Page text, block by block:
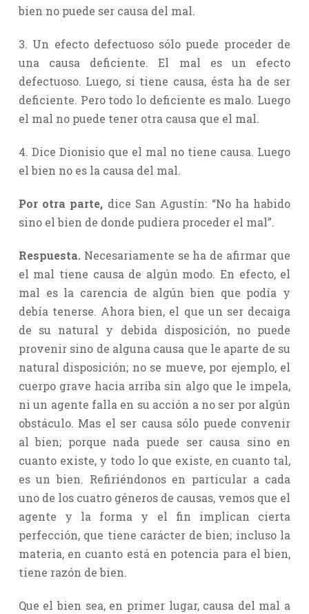
bien no puede ser causa del mal.
3. Un efecto defectuoso sólo puede proceder de
una causa deficiente. El mal es un efecto
defectuoso. Luego, si tiene causa, ésta ha de ser
deficiente. Pero todo lo deficiente es malo. Luego
el mal no puede tener otra causa que el mal.
4. Dice Dionisio que el mal no tiene causa. Luego
el bien no es la causa del mal.
Por otra parte, dice San Agustín: “No ha habido
sino el bien de donde pudiera proceder el mal”.
Respuesta.Necesariamente se ha de afirmar que
el mal tiene causa de algún modo. En efecto, el
mal es la carencia de algún bien que podía y
debía tenerse. Ahora bien, el que un ser decaiga
de su natural y debida disposición, no puede
provenir sino de alguna causa que le aparte de su
natural disposición; no se mueve, por ejemplo, el
cuerpo grave hacia arriba sin algo que le impela,
ni un agente falla en su acción a no ser por algún
obstáculo. Mas el ser causa sólo puede convenir
al bien; porque nada puede ser causa sino en
cuanto existe, y todo lo que existe, en cuanto tal,
es un bien. Refiriéndonos en particular a cada
uno de los cuatro géneros de causas, vemos que el
agente y la forma y el fin implican cierta
perfección, que tiene carácter de bien; incluso la
materia, en cuanto está en potencia para el bien,
tiene razón de bien.
Que el bien sea, en primer lugar, causa del mal a